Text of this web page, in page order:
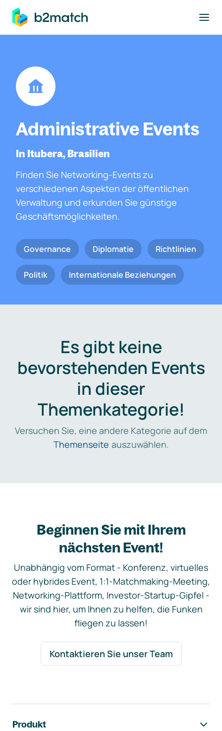
springen
Administrative Events
In Itubera, Brasilien
Finden Sie Networking-Events zu
verschiedenen Aspekten der öffentlichen
Verwaltung und erkunden Sie günstige
Geschäftsmöglichkeiten.
Governance Diplomatie Richtlinien
Politik Internationale Beziehungen
Es gibt keine
bevorstehenden Events
in dieser
Themenkategorie!
Versuchen Sie, eine andere Kategorie auf dem
Themenseite auszuwählen.
Beginnen Sie mit Ihrem
nächsten Event!
Unabhängig vom Format - Konferenz, virtuelles
oder hybrides Event, 1:1-Matchmaking-Meeting,
Networking-Plattform, Investor-Startup-Gipfel -
wir sind hier, um Ihnen zu helfen, die Funken
fliegen zu lassen!
Kontaktieren Sie unser Team
Produkt